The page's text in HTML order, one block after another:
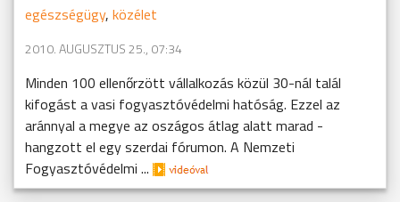
egészségügy, közélet
2010. AUGUSZTUS 25., 07:34
Minden 100 ellenőrzött vállalkozás közül 30-nál talál
kifogást a vasi fogyasztóvédelmi hatóság. Ezzel az
aránnyal a megye az oszágos átlag alatt marad -
hangzott el egy szerdai fórumon. A Nemzeti
Fogyasztóvédelmi ...